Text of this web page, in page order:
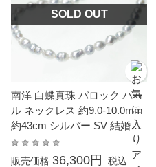
SOLD OUT
南洋 白蝶真珠 バロック パー
ル ネックレス 約9.0-10.0mm
約43cm シルバー SV 結婚式
冠婚葬祭 葬儀 フォーマル パ
ーティー カジュアル 普段使
販売価格 36,300円 税込